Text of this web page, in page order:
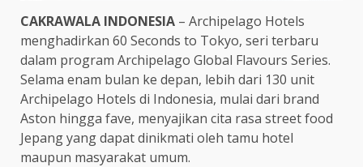
CAKRAWALA INDONESIA – Archipelago Hotels
menghadirkan 60 Seconds to Tokyo, seri terbaru
dalam program Archipelago Global Flavours Series.
Selama enam bulan ke depan, lebih dari 130 unit
Archipelago Hotels di Indonesia, mulai dari brand
Aston hingga fave, menyajikan cita rasa street food
Jepang yang dapat dinikmati oleh tamu hotel
maupun masyarakat umum.